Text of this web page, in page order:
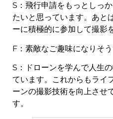
S：飛行申請をもっとしっ
たいと思っています。あと
ーに積極的に参加して撮影
F：素敵なご趣味になりそう
S：ドローンを学んで人生
ています。これからもライ
ーンの撮影技術を向上させ
す。